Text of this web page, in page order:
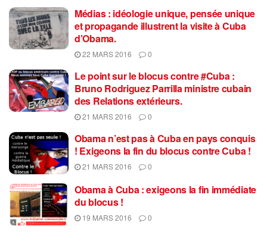
Médias : idéologie unique, pensée unique
et propagande illustrent la visite à Cuba
d’Obama.
22 MARS 2016 0
Le point sur le blocus contre #Cuba :
Bruno Rodriguez Parrilla ministre cubain
des Relations extérieurs.
21 MARS 2016 0
Obama n’est pas à Cuba en pays conquis
! Exigeons la fin du blocus contre Cuba !
21 MARS 2016 0
Obama à Cuba : exigeons la fin immédiate
du blocus !
19 MARS 2016 0